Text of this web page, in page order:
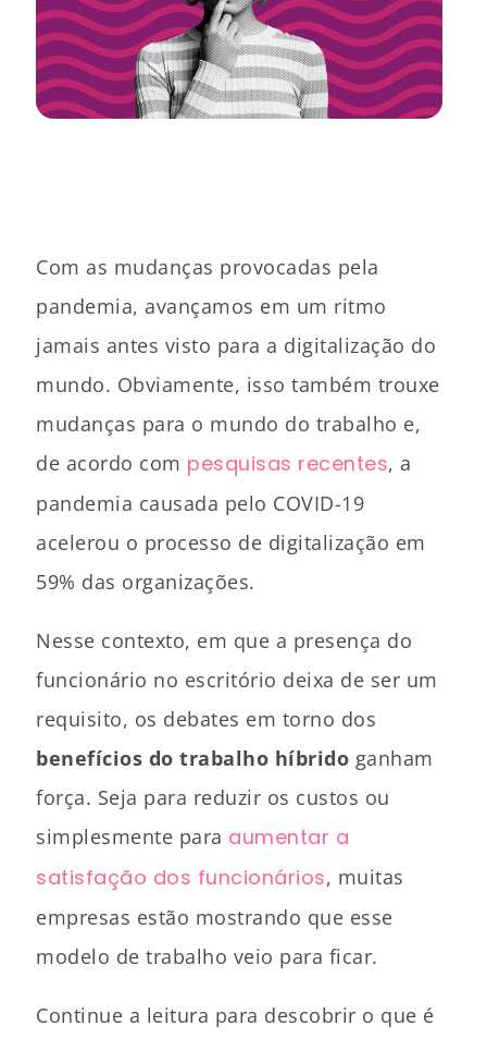
Com as mudanças provocadas pela
pandemia, avançamos em um ritmo
jamais antes visto para a digitalização do
mundo. Obviamente, isso também trouxe
mudanças para o mundo do trabalho e,
de acordo com pesquisas recentes, a
pandemia causada pelo COVID-19
acelerou o processo de digitalização em
59% das organizações.
Nesse contexto, em que a presença do
funcionário no escritório deixa de ser um
requisito, os debates em torno dos
benefícios do trabalho híbrido ganham
força. Seja para reduzir os custos ou
simplesmente para aumentar a
satisfação dos funcionários, muitas
empresas estão mostrando que esse
modelo de trabalho veio para ficar.
Continue a leitura para descobrir o que é